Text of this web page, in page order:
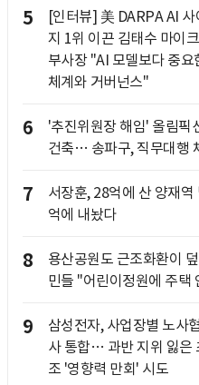
5
[인터뷰] 美 DARPA AI 사
지 1위 이끈 김태수 마이
부사장 "AI 모델보다 중요
체계와 거버넌스"
6
'추진위원장 해임' 올림픽
건축… 송파구, 직무대행
7
서장훈, 28억에 산 양재역
억에 내놨다
8
용산공원도 근조화환이
민들 "어린이정원에 주택
9
삼성전자, 사업장별 노사
사 통합… 과반 지위 잃은
조 '영향력 만회' 시도